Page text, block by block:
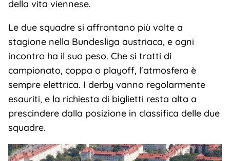
della vita viennese.
Le due squadre si affrontano più volte a
stagione nella Bundesliga austriaca, e ogni
incontro ha il suo peso. Che si tratti di
campionato, coppa o playoff, l'atmosfera è
sempre elettrica. I derby vanno regolarmente
esauriti, e la richiesta di biglietti resta alta a
prescindere dalla posizione in classifica delle due
squadre.